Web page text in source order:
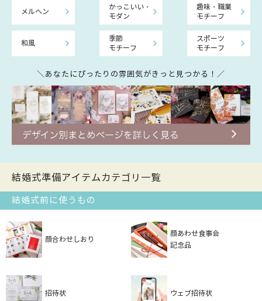
メルヘン
かっこいい・
モダン
趣味・職業
モチーフ
和風
季節
モチーフ
スポーツ
モチーフ
＼あなたにぴったりの雰囲気がきっと見つかる！／
結婚式準備アイテムカテゴリ一覧
結婚式前に使うもの
顔合わせしおり
顔あわせ食事会
記念品
招待状 ウェブ招待状